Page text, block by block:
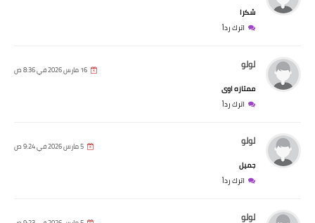
شكرا
اترك رداً
لولو 16 مارس 2026 في 8:36 ص
ممتازه اوى
اترك رداً
لولو 5 مارس 2026 في 9:24 ص
جميل
اترك رداً
لولو